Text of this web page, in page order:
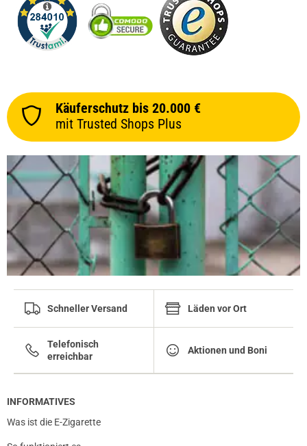
Käuferschutz bis 20.000 €
mit Trusted Shops Plus
Schneller Versand Läden vor Ort
Telefonisch
erreichbar
Aktionen und Boni
INFORMATIVES
Was ist die E-Zigarette